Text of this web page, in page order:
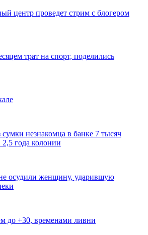
центр проведет стрим с блогером
трат на спорт, поделились
незнакомца в банке 7 тысяч
2,5 года колонии
осудили женщину, ударившую
до +30, временами ливни